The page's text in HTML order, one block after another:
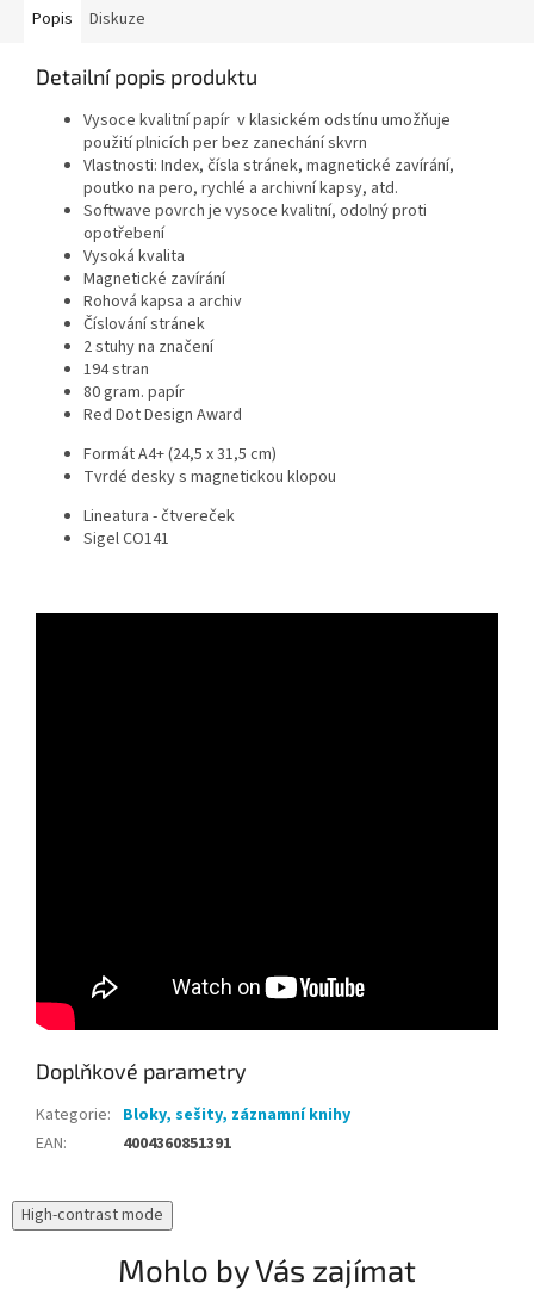
Popis Diskuze
Detailní popis produktu
Vysoce kvalitní papír v klasickém odstínu umožňuje
použití plnicích per bez zanechání skvrn
Vlastnosti: Index, čísla stránek, magnetické zavírání,
poutko na pero, rychlé a archivní kapsy, atd.
Softwave povrch je vysoce kvalitní, odolný proti
opotřebení
Vysoká kvalita
Magnetické zavírání
Rohová kapsa a archiv
Číslování stránek
2 stuhy na značení
194 stran
80 gram. papír
Red Dot Design Award
Formát A4+ (24,5 x 31,5 cm)
Tvrdé desky s magnetickou klopou
Lineatura - čtvereček
Sigel CO141
Doplňkové parametry
Kategorie: Bloky, sešity, záznamní knihy
EAN: 4004360851391
High-contrast mode
Mohlo by Vás zajímat